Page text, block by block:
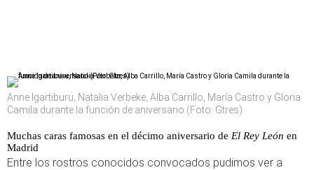
Anne Igartiburu, Natalia Verbeke, Alba Carrillo, María Castro y Gloria
Camila durante la función de aniversario (Foto: Gtres)
Muchas caras famosas en el décimo aniversario de El Rey León en
Madrid
Entre los rostros conocidos convocados pudimos ver a